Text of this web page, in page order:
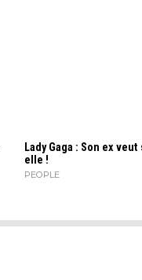
Lady Gaga : Son ex
elle !
PEOPLE